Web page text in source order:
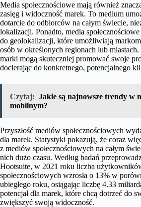
Media społecznościowe mają również
zasięg i widoczność marek. To medium
dotarcie do odbiorców na całym świecie,
lokalizacji. Ponadto, media
do geolokalizacji, które umożliwiają
osób w określonych regionach lub miastach.
marki mogą skuteczniej promować swoje
docierając do konkretnego, potencjalnego
Czytaj: Jakie są najnowsze trendy w
mobilnym?
Przyszłość mediów społecznościowych
dla marek. Statystyki pokazują, że coraz
z mediów społecznościowych na całym
nich dużo czasu. Według badań
Hootsuite, w 2021 roku liczba
społecznościowych wzrosła o 13% w
ubiegłego roku, osiągając liczbę 4.33
potencjał dla marek, które chcą dotrzeć do
zwiększyć swoją widoczność.